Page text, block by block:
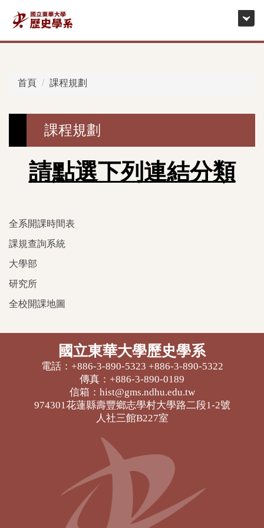
到
首頁 課程規劃
課程規劃
請點選下列連結分類
全系開課時間表
課規查詢系統
大學部
研究所
全校開課地圖
國立東華大學歷史學系
電話：+886-3-890-5323 +886-3-890-5322
傳真：+886-3-890-0189
信箱：hist@gms.ndhu.edu.tw
974301花蓮縣壽豐鄉志學村大學路二段1-2號
人社三館B227室